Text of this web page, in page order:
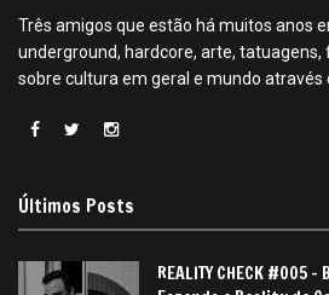
Três amigos que estão há muitos anos
underground, hardcore, arte, tatuagens,
sobre cultura em geral e mundo através
Últimos Posts
REALITY CHECK #005